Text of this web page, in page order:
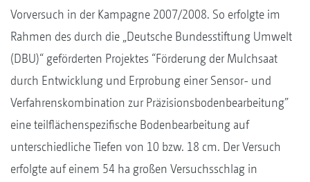
Vorversuch in der Kampagne 2007/2008. So erfolgte im
Rahmen des durch die „Deutsche Bundesstiftung Umwelt
(DBU)“ geförderten Projektes “Förderung der Mulchsaat
durch Entwicklung und Erprobung einer Sensor- und
Verfahrenskombination zur Präzisionsbodenbearbeitung”
eine teilflächenspezifische Bodenbearbeitung auf
unterschiedliche Tiefen von 10 bzw. 18 cm. Der Versuch
erfolgte auf einem 54 ha großen Versuchsschlag in